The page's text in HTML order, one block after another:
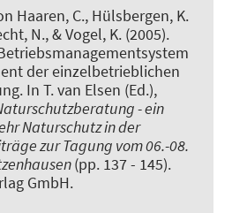
Haaren, C., Hülsbergen, K.
N., & Vogel, K. (2005).
der einzelbetrieblichen
. In T. van Elsen (Ed.),
- ein
Naturschutz in der
zur Tagung vom 06.-08.
(pp. 137 - 145).
GmbH.